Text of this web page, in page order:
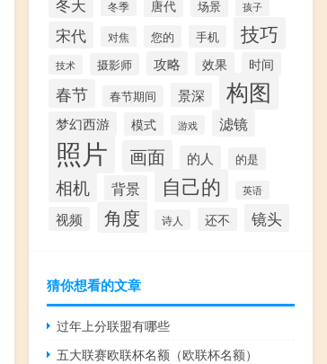
冬季 唐代 场景 孩子
宋代 对焦 您的 手机 技巧
技术 摄影师 攻略 效果 时间
春节 春节期间 景深 构图
梦幻西游 模式 游戏 滤镜
照片 画面 的人 的是
相机 背景 自己的 英语
视频 角度 诗人 还不 镜头
猜你想看的文章
过年上分联盟有哪些
五大联赛欧联杯名额（欧联杯名额）